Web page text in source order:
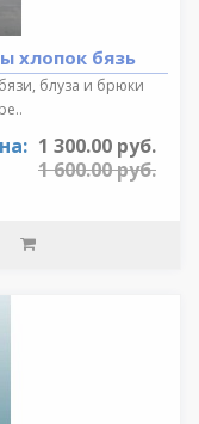
хлопок бязь
блуза и брюки
1 300.00 руб.
1 600.00 руб.